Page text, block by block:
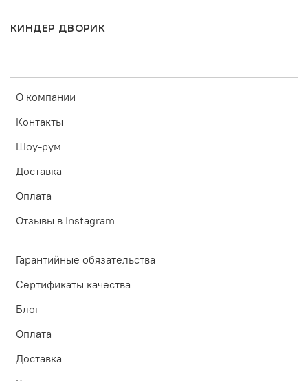
КИНДЕР ДВОРИК
О компании
Контакты
Шоу-рум
Доставка
Оплата
Отзывы в Instagram
Гарантийные обязательства
Сертификаты качества
Блог
Оплата
Доставка